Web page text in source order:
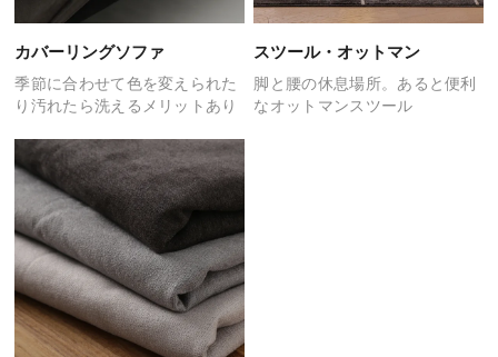
カバーリングソファ
季節に合わせて色を変えられた
り 汚れたら洗えるメリットあり
スツール・オットマン
脚と腰の休息場所。 あると便利
なオットマンスツール